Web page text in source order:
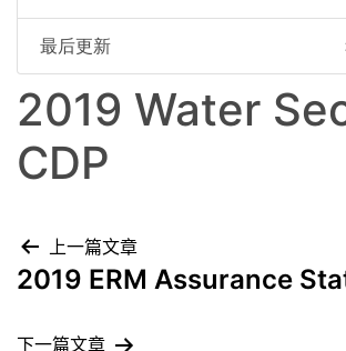
最后更新
2019 Water
CDP
上一篇文章
2019 ERM Assurance
下一篇文章